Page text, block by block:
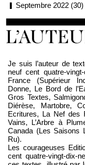
Septembre 2022 (30)
Je suis l’auteur de
neuf cent quatre-
France (Supérieur
Donne, Le Bord de
Gros Textes,
Diérèse, Martobre,
Ecritures, La Nef des
Vains, L’Arbre à
Canada (Les Saisons
Ru).
Les courageuses
cent quatre-vingt-dix-